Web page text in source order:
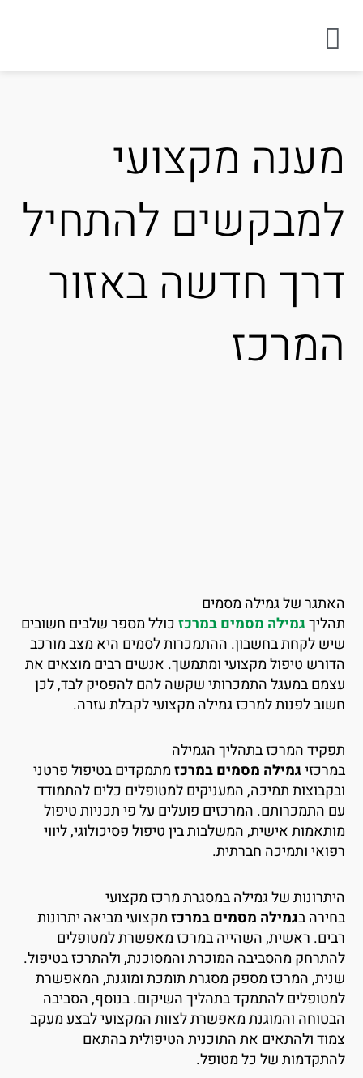
מקצועי
להתחיל
חדשה באזור
של גמילה מסמים
גמילה מסמים במרכזכולל מספר שלבים חשובים
לקחת בחשבון. ההתמכרות לסמים היא מצב מורכב
טיפול מקצועי ומתמשך. אנשים רבים מוצאים את
במעגל התמכרותי שקשה להם להפסיק לבד, לכן
לפנות למרכז גמילה מקצועי לקבלת עזרה.
המרכז בתהליך הגמילה
גמילה מסמים במרכזמתמקדים בטיפול פרטני
תמיכה, המעניקים למטופלים כלים להתמודד
התמכרותם. המרכזים פועלים על פי תכניות טיפול
אישית, המשלבות בין טיפול פסיכולוגי, ליווי
ותמיכה חברתית.
של גמילה במסגרת מרכז מקצועי
בגמילה מסמים במרכזמקצועי מביאה יתרונות
ראשית, השהייה במרכז מאפשרת למטופלים
מהסביבה המוכרת והמסוכנת, ולהתרכז בטיפול.
המרכז מספק מסגרת תומכת ומוגנת, המאפשרת
להתמקד בתהליך השיקום. בנוסף, הסביבה
והמוגנת מאפשרת לצוות המקצועי לבצע מעקב
ולהתאים את התוכנית הטיפולית בהתאם
של כל מטופל.